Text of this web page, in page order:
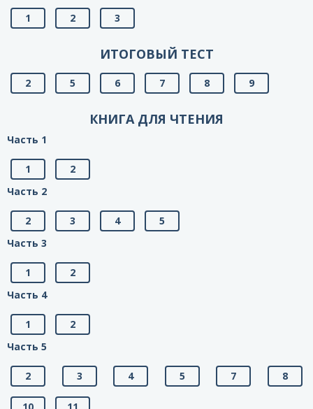
1 2 3
ИТОГОВЫЙ ТЕСТ
2 5 6 7 8 9
КНИГА ДЛЯ ЧТЕНИЯ
Часть 1
1
2
Часть 2
2 3 4
5
Часть 3
1
2
Часть 4
1
2
Часть 5
2 3 4 5 7 8